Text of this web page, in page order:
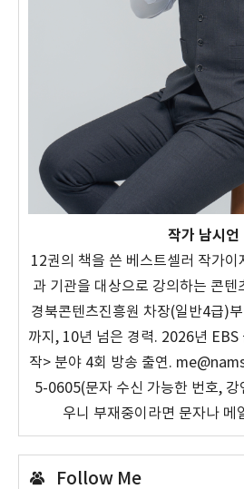
작가 남시언
12권의 책을 쓴 베스트셀러 작가이
과 기관을 대상으로 강의하는 콘텐
경북콘텐츠진흥원 차장(일반4급)
까지, 10년 넘은 경력. 2026년
작> 분야 4회 방송 출연.
5-0605(문자 수신 가능한 번호, 강
우니 부재중이라면 문자나 메
Follow Me